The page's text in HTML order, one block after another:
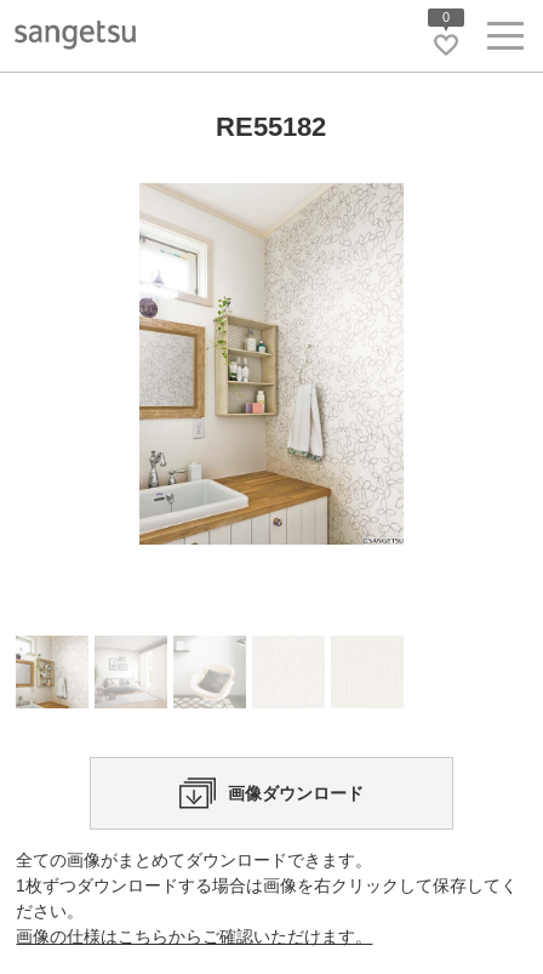
0
RE55182
画像ダウンロード
全ての画像がまとめてダウンロードできます。
1枚ずつダウンロードする場合は画像を右クリックして保存してく
ださい。
画像の仕様はこちらからご確認いただけます。